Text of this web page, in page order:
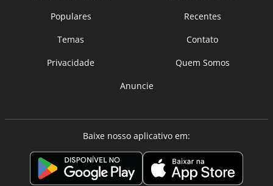
Populares
Recentes
Temas
Contato
Privacidade
Quem Somos
Anuncie
Baixe nosso aplicativo em: